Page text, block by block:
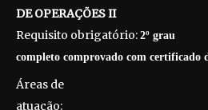
DE OPERAÇÕES II
Requisito obrigatório: 2º grau
completo comprovado com certificado
Áreas de
atuação: